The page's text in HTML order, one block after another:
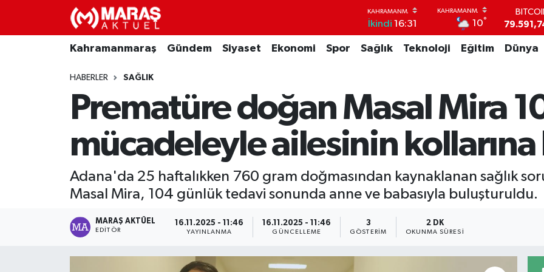
İkindi 16:31 10°
53,38690
79.591,74
Kahramanmaraş Gündem Siyaset Ekonomi Spor Sağlık Teknoloji Eğitim Dünya
HABERLER SAĞLIK
Prematüre doğan Masal Mira
mücadeleyle ailesinin
Adana'da 25 haftalıkken 760 gram doğmasından kaynaklanan sağlık
Masal Mira, 104 günlük tedavi sonunda anne ve babasıyla buluşturuldu.
MARAŞ AKTÜEL
EDITÖR
16.11.2025 - 11:46
YAYINLANMA
16.11.2025 - 11:46
GÜNCELLEME
3
GÖSTERIM
2 DK
OKUNMA SÜRESI
Kahramanmaraş
Gündem
Ekonomi
Teknoloji
Nöbetçi Eczaneler
Hava Durumu
Namaz Vakitleri
Trafik Durumu
TFF 3.Lig 4.Grup Puan Durumu ve Fikstür
Tüm Manşetler
Son Dakika Haberleri